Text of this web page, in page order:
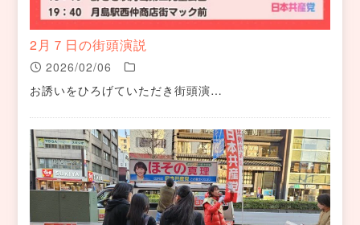
2月７日の街頭演説
2026/02/06
お誘いをひろげていただき街頭演…